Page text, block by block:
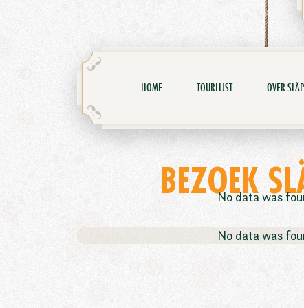
HOME TOURLIJST OVER
BEZOEK
No data was
No data was